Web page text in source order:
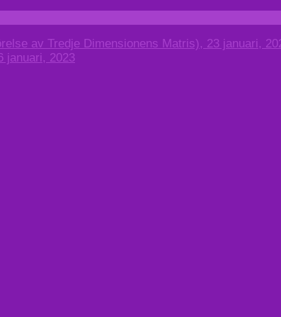
av Tredje Dimensionens Matris), 23 januari,
januari, 2023